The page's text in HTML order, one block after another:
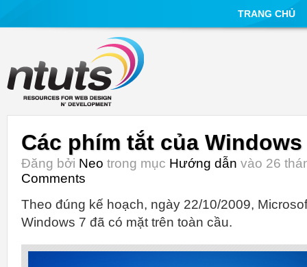
TRANG CHỦ
Các phím tắt của Windows
Đăng bởi Neo trong mục Hướng dẫn vào 26
Comments
Theo đúng kế hoạch, ngày 22/10/2009,
Windows 7 đã có mặt trên toàn cầu.